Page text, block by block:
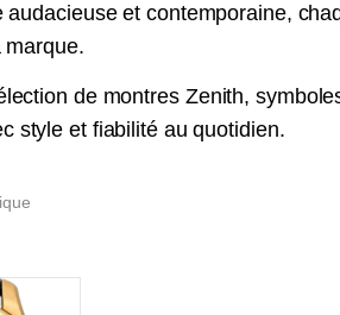
audacieuse et contemporaine,
marque.
de montres Zenith,
style et fiabilité au quotidien.